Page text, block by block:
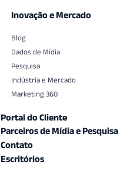
Inovação e Mercado
Blog
Dados de Mídia
Pesquisa
Indústria e Mercado
Marketing 360
Portal do Cliente
Parceiros de Mídia e Pesquisa
Contato
Escritórios